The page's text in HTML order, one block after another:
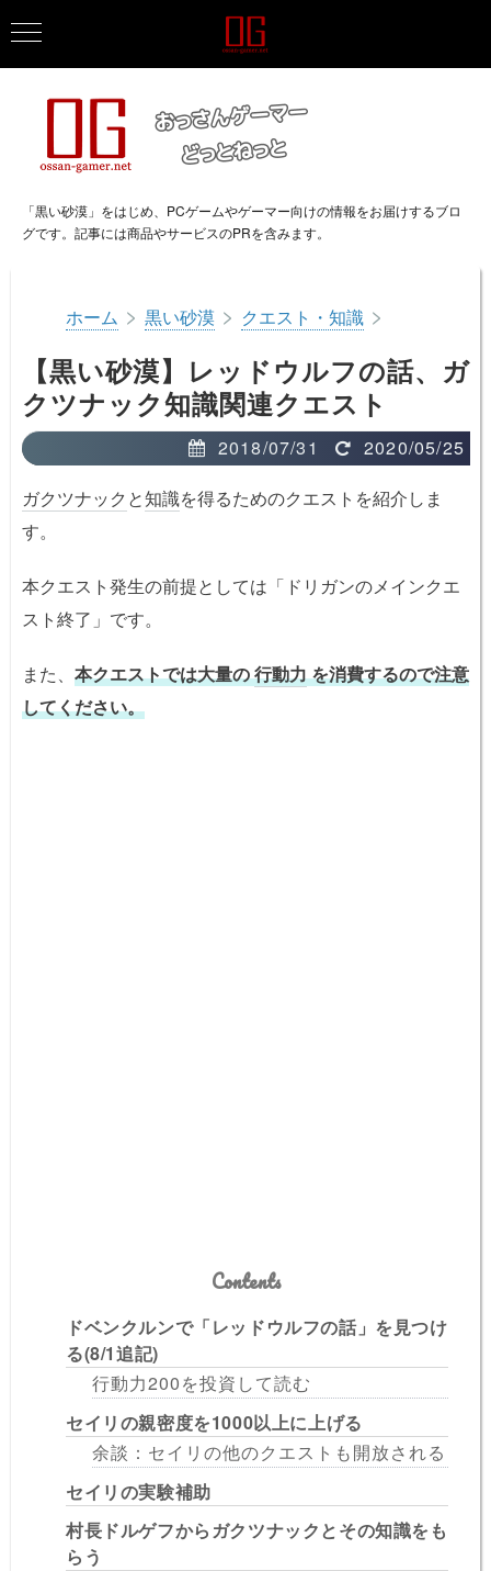
「黒い砂漠」をはじめ、PCゲームやゲーマー向けの情報をお届けするブロ
グです。記事には商品やサービスのPRを含みます。
ホーム > 黒い砂漠 > クエスト・知識 >
【黒い砂漠】レッドウルフの話、ガ
クツナック知識関連クエスト
2018/07/31
2020/05/25
ガクツナック と知識を得るためのクエストを紹介しま
す。
本クエスト発生の前提としては「ドリガンのメインクエ
スト終了」です。
また、 本クエストでは大量の行動力を消費するので注意
してください。
Contents
ドベンクルンで「レッドウルフの話」を見つけ
る(8/1追記)
行動力200を投資して読む
セイリの親密度を1000以上に上げる
余談：セイリの他のクエストも開放される
セイリの実験補助
村長ドルゲフからガクツナックとその知識をも
らう